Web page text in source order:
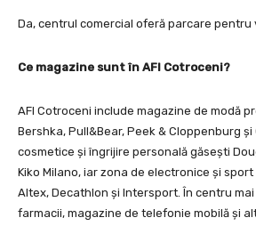
Da, centrul comercial oferă parcare pentru
Ce magazine sunt în AFI Cotroceni?
AFI Cotroceni include magazine de modă
Bershka, Pull&Bear, Peek & Cloppenburg și
cosmetice și îngrijire personală găsești
Kiko Milano, iar zona de electronice și
Altex, Decathlon și Intersport. În centru
farmacii, magazine de telefonie mobilă și